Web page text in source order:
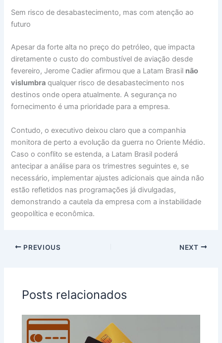
Sem risco de desabastecimento, mas com atenção ao
futuro
Apesar da forte alta no preço do petróleo, que impacta
diretamente o custo do combustível de aviação desde
fevereiro, Jerome Cadier afirmou que a Latam Brasil não
vislumbra qualquer risco de desabastecimento nos
destinos onde opera atualmente. A segurança no
fornecimento é uma prioridade para a empresa.
Contudo, o executivo deixou claro que a companhia
monitora de perto a evolução da guerra no Oriente Médio.
Caso o conflito se estenda, a Latam Brasil poderá
antecipar a análise para os trimestres seguintes e, se
necessário, implementar ajustes adicionais que ainda não
estão refletidos nas programações já divulgadas,
demonstrando a cautela da empresa com a instabilidade
geopolítica e econômica.
PREVIOUS NEXT
Posts relacionados